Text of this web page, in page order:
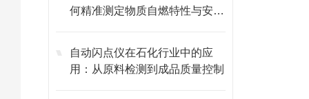
何精准测定物质自燃特性与安全
自动闪点仪在石化行业中的应
用：从原料检测到成品质量控制